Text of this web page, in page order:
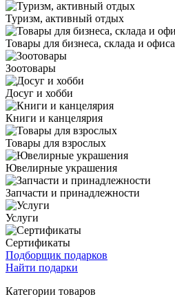
Туризм, активный отдых
Товары для бизнеса, склада и офиса
Зоотовары
Досуг и хобби
Книги и канцелярия
Товары для взрослых
Ювелирные украшения
Запчасти и принадлежности
Услуги
Сертификаты
Подборщик подарков
Найти подарки
Категории товаров